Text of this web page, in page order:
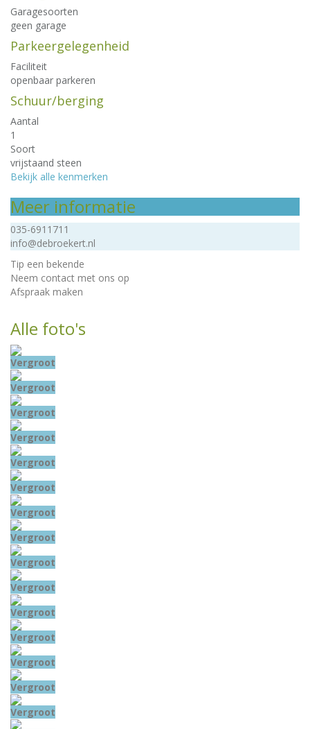
Garagesoorten
geen garage
Parkeergelegenheid
Faciliteit
openbaar parkeren
Schuur/berging
Aantal
1
Soort
vrijstaand steen
Bekijk alle kenmerken
Meer informatie
035-6911711
info@debroekert.nl
Tip een bekende
Neem contact met ons op
Afspraak maken
Alle foto's
Vergroot
Vergroot
Vergroot
Vergroot
Vergroot
Vergroot
Vergroot
Vergroot
Vergroot
Vergroot
Vergroot
Vergroot
Vergroot
Vergroot
Vergroot